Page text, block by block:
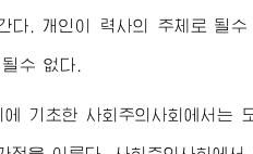
다. 개인이 력사의 주체로 될
수 없다.
에 기초한 사회주의사회에서는